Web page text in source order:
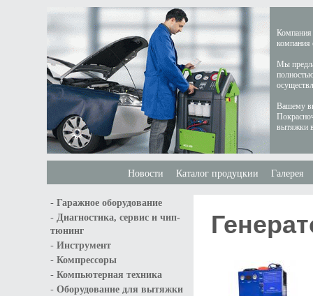
Компания
компания
Мы
Вашему
вытяжки
Новости Каталог продуцкии Галерея
- Гаражное оборудование
- Диагностика, сервис и чип-
тюнинг
- Инструмент
- Компрессоры
- Компьютерная техника
- Оборудование для вытяжки